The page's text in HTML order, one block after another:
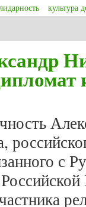
культура
с